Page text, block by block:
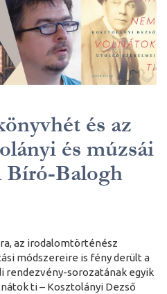
és az
és múzsái
Balogh
az irodalomtörténész
módszereire is fény derült a
rendezvény-sorozatának egyik
ti – Kosztolányi Dezső